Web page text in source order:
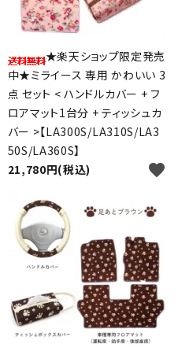
★楽天ショップ限定発売
中★ミライース 専用 かわいい 3
点 セット < ハンドルカバー + フ
ロアマット1台分 + ティッシュカ
バー >【LA300S/LA310S/LA3
50S/LA360S】
21,780円(税込)
favorite